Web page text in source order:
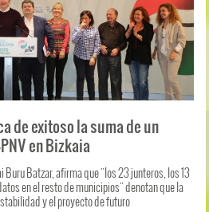
de exitoso la suma de un
en Bizkaia
Batzar, afirma que "los 23 junteros, los 13
en el resto de municipios" denotan que la
y el proyecto de futuro